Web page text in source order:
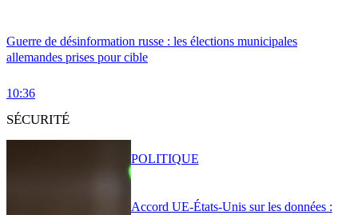
Guerre de désinformation russe : les élections municipales
allemandes prises pour cible
10:36
SÉCURITÉ
Accord UE-États-Unis sur les données :
POLITIQUE